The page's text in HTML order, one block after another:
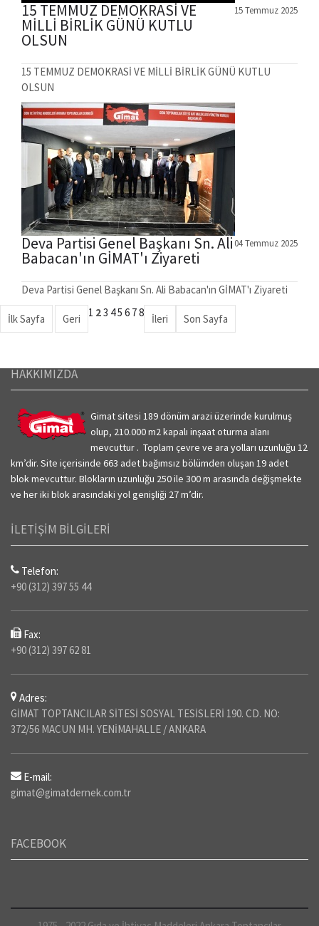
15 Temmuz 2025
15 TEMMUZ DEMOKRASİ VE
MİLLİ BİRLİK GÜNÜ KUTLU
OLSUN
15 TEMMUZ DEMOKRASİ VE MİLLİ BİRLİK GÜNÜ KUTLU
OLSUN
04 Temmuz 2025
Deva Partisi Genel Başkanı Sn. Ali
Babacan'ın GİMAT'ı Ziyareti
Deva Partisi Genel Başkanı Sn. Ali Babacan'ın GİMAT'ı Ziyareti
1 23 45 6 78
HAKKIMIZDA
Gimat sitesi 189 dönüm arazi üzerinde kurulmuş
olup, 210.000 m2 kapalı inşaat oturma alanı
mevcuttur . Toplam çevre ve ara yolları uzunluğu 12
km’dir. Site içerisinde 663 adet bağımsız bölümden oluşan 19 adet
blok mevcuttur. Blokların uzunluğu 250 ile 300 m arasında değişmekte
ve her iki blok arasındaki yol genişliği 27 m’dir.
İLETİŞİM BİLGİLERİ
Telefon:
+90 (312) 397 55 44
Fax:
+90 (312) 397 62 81
Adres:
GİMAT TOPTANCILAR SİTESİ SOSYAL TESİSLERİ 190. CD. NO:
372/56 MACUN MH. YENİMAHALLE / ANKARA
E-mail:
gimat@gimatdernek.com.tr
FACEBOOK